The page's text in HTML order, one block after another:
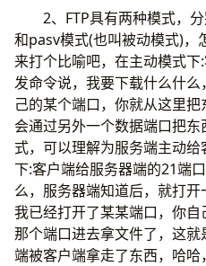
2、FTP具有两种模式，分
和pasv模式(也叫被动模式)，
来打个比喻吧，在主动模式
发命令说，我要下载什么什
己的某个端口，你就从这里
会通过另外一个数据端口把
式，可以理解为服务端主动
下:客户端给服务器端的21端
么，服务器端知道后，就打开
我已经打开了某某端口，你
那个端口进去拿文件了，这
端被客户端拿走了东西，哈哈